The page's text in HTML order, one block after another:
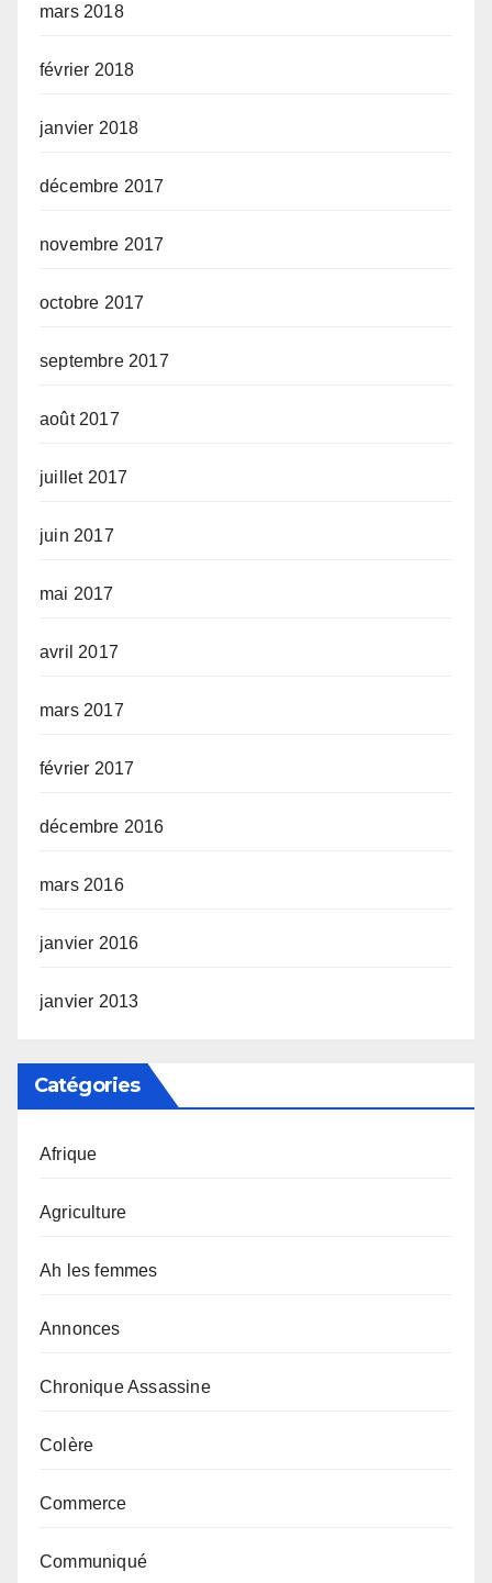
mars 2018
février 2018
janvier 2018
décembre 2017
novembre 2017
octobre 2017
septembre 2017
août 2017
juillet 2017
juin 2017
mai 2017
avril 2017
mars 2017
février 2017
décembre 2016
mars 2016
janvier 2016
janvier 2013
Catégories
Afrique
Agriculture
Ah les femmes
Annonces
Chronique Assassine
Colère
Commerce
Communiqué